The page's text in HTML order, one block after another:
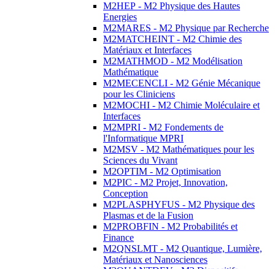
M2HEP - M2 Physique des Hautes
Energies
M2MARES - M2 Physique par Recherche
M2MATCHEINT - M2 Chimie des
Matériaux et Interfaces
M2MATHMOD - M2 Modélisation
Mathématique
M2MECENCLI - M2 Génie Mécanique
pour les Cliniciens
M2MOCHI - M2 Chimie Moléculaire et
Interfaces
M2MPRI - M2 Fondements de
l'Informatique MPRI
M2MSV - M2 Mathématiques pour les
Sciences du Vivant
M2OPTIM - M2 Optimisation
M2PIC - M2 Projet, Innovation,
Conception
M2PLASPHYFUS - M2 Physique des
Plasmas et de la Fusion
M2PROBFIN - M2 Probabilités et
Finance
M2QNSLMT - M2 Quantique, Lumière,
Matériaux et Nanosciences